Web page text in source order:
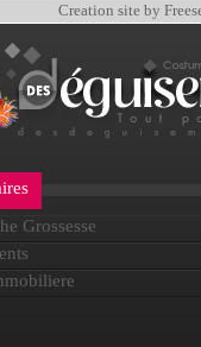
Creation site by
Grossesse